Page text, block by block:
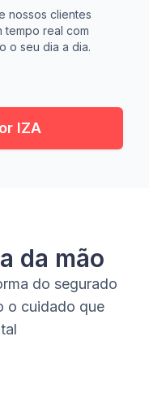
nossos clientes
tempo real com
o seu dia a dia.
IZA
da mão
do segurado
o cuidado que